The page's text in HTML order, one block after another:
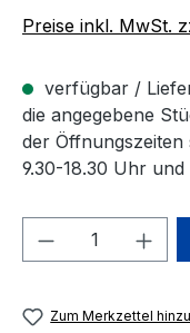
Preise inkl. MwSt.
verfügbar /
die angegebene
der
9.30-18.30 Uhr
Produkt
Zum Merkzettel